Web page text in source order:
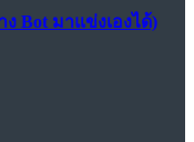
Bot มาแข่งเองได้)